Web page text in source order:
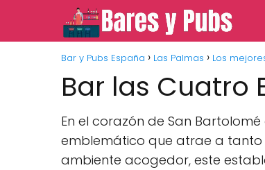
Bar y Pubs España Las Palmas Los
Bar las Cuatro
En el corazón de San
emblemático que atrae a tanto
ambiente acogedor, este